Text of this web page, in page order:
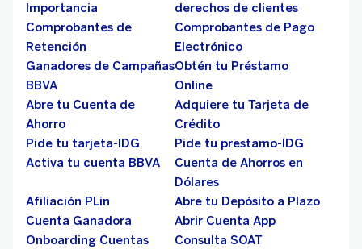
Importancia
derechos de clientes
Comprobantes de
Retención
Comprobantes de Pago
Electrónico
Ganadores de Campañas
BBVA
Obtén tu Préstamo
Online
Abre tu Cuenta de
Ahorro
Adquiere tu Tarjeta de
Crédito
Pide tu tarjeta-IDG
Pide tu prestamo-IDG
Activa tu cuenta BBVA
Cuenta de Ahorros en
Dólares
Afiliación PLin
Abre tu Depósito a Plazo
Cuenta Ganadora
Abrir Cuenta App
Onboarding Cuentas
Consulta SOAT